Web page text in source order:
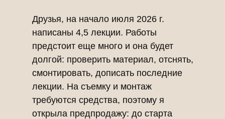
Друзья, на начало июля 2026 г.
написаны 4,5 лекции. Работы
предстоит еще много и она будет
долгой: проверить материал, отснять,
смонтировать, дописать последние
лекции. На съемку и монтаж
требуются средства, поэтому я
открыла предпродажу: до старта